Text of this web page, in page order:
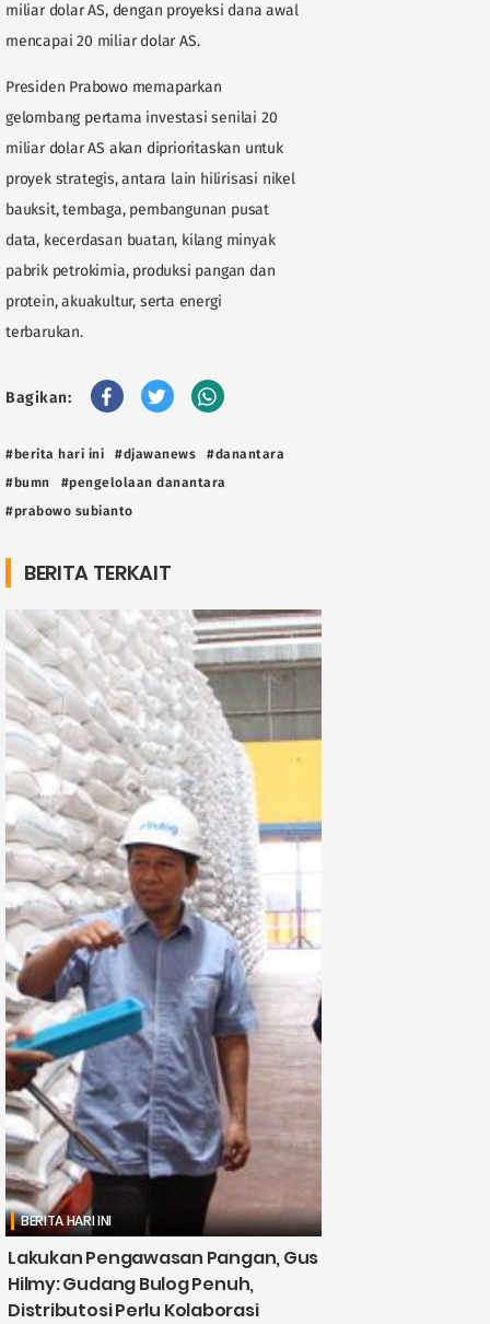
miliar dolar AS, dengan proyeksi dana awal
mencapai 20 miliar dolar AS.
Presiden Prabowo memaparkan
gelombang pertama investasi senilai 20
miliar dolar AS akan diprioritaskan untuk
proyek strategis, antara lain hilirisasi nikel
bauksit, tembaga, pembangunan pusat
data, kecerdasan buatan, kilang minyak
pabrik petrokimia, produksi pangan dan
protein, akuakultur, serta energi
terbarukan.
Bagikan:
#berita hari ini #djawanews
#danantara
#bumn
#pengelolaan danantara
#prabowo subianto
BERITA TERKAIT
BERITA HARI INI
Lakukan Pengawasan Pangan, Gus
Hilmy: Gudang Bulog Penuh,
Distributosi Perlu Kolaborasi